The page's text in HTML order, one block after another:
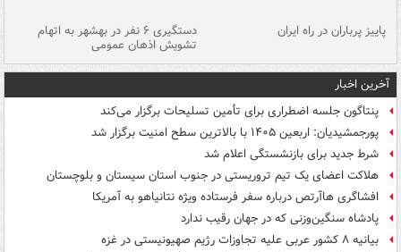
پاییز پرباران در راه ایران دستگیری ۶ نفر در بهشهر به اتهام
تشویش اذهان عمومی
آخرین اخبار
پنتاگون جلسه اضطراری برای تأمین تسلیحات برگزار می‌کند
پورجمشیدیان: اربعین ۱۴۰۵ با بالاترین سطح امنیت برگزار شد
شرط جدید برای بازنشستگی اعلام شد
هلاکت اعضای یک تیم تروریستی در جنوب استان سیستان و بلوچستان
افشاگری هاآرتص درباره سفر فرستاده ویژه نتانیاهو به آمریکا
پادشاه سنگین‌وزنی که در جهان رقیب ندارد
بیانیه ۸ کشور عربی علیه تجاوزات رژیم صهیونیستی در غزه